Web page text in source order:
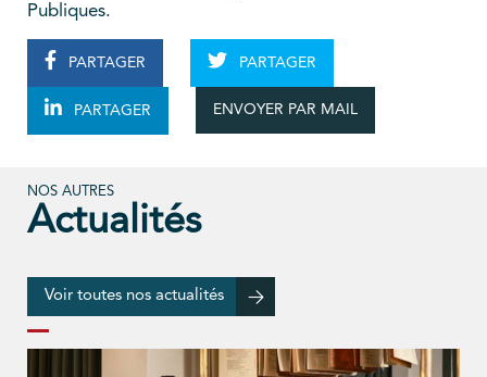
Publiques.
PARTAGER PARTAGER
PARTAGER ENVOYER PAR MAIL
NOS AUTRES
Actualités
Voir toutes nos actualités